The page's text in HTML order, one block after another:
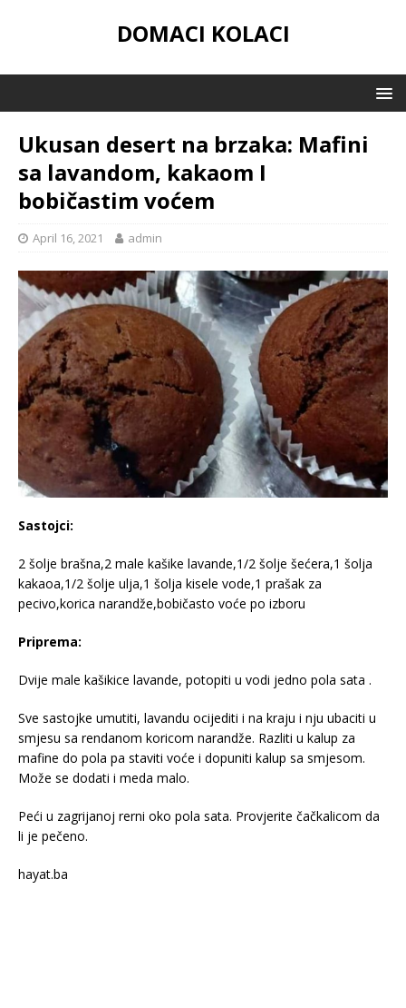
DOMACI KOLACI
Ukusan desert na brzaka: Mafini
sa lavandom, kakaom I
bobičastim voćem
April 16, 2021 admin
Sastojci:
2 šolje brašna,2 male kašike lavande,1/2 šolje šećera,1 šolja
kakaoa,1/2 šolje ulja,1 šolja kisele vode,1 prašak za
pecivo,korica narandže,bobičasto voće po izboru
Priprema:
Dvije male kašikice lavande, potopiti u vodi jedno pola sata .
Sve sastojke umutiti, lavandu ocijediti i na kraju i nju ubaciti u
smjesu sa rendanom koricom narandže. Razliti u kalup za
mafine do pola pa staviti voće i dopuniti kalup sa smjesom.
Može se dodati i meda malo.
Peći u zagrijanoj rerni oko pola sata. Provjerite čačkalicom da
li je pečeno.
hayat.ba